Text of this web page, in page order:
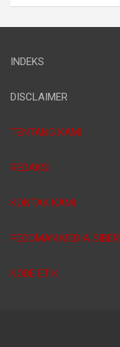
INDEKS
DISCLAIMER
TENTANG KAMI
REDAKSI
KONTAK KAMI
PEDOMAN MEDIA SIBER
KODE ETIK